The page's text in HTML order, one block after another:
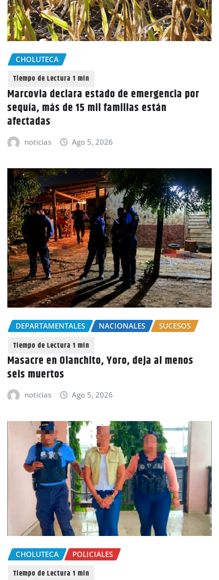
CHOLUTECA
Marcovia declara estado de emergencia por
sequía, más de 15 mil familias están
afectadas
noticias Ago 5, 2026
DEPARTAMENTALES NACIONALES SUCESOS
Masacre en Olanchito, Yoro, deja al menos
seis muertos
noticias Ago 5, 2026
CHOLUTECA POLICIALES